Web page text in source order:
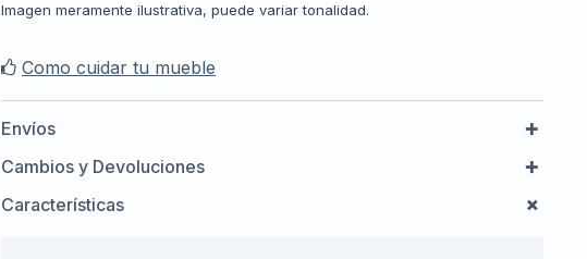
Imagen meramente ilustrativa, puede variar tonalidad.
Como cuidar tu mueble
Envíos
Cambios y Devoluciones
Características